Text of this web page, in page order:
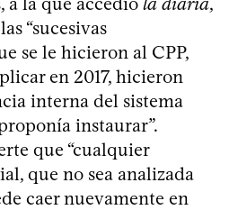
“sucesivas
se le hicieron al CPP,
en 2017, hicieron
interna del sistema
instaurar”.
que “cualquier
que no sea analizada
caer nuevamente en